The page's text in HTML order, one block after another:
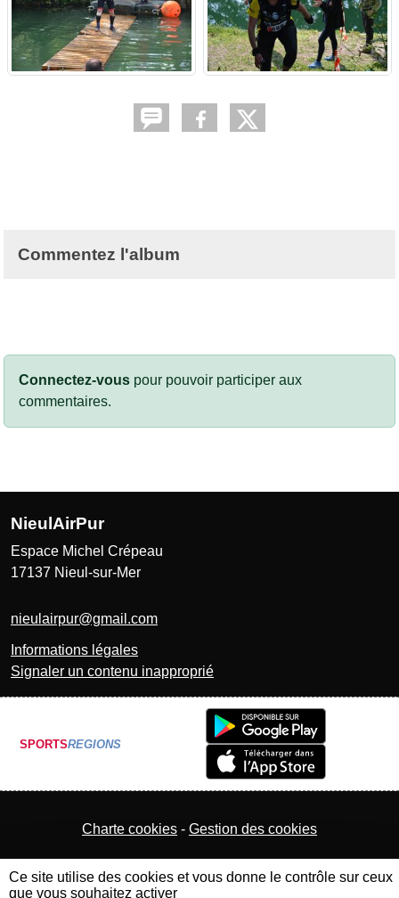
Commentez l'album
Connectez-vous pour pouvoir participer aux
commentaires.
NieulAirPur
Espace Michel Crépeau
17137 Nieul-sur-Mer
nieulairpur@gmail.com
Informations légales
Signaler un contenu inapproprié
SPORTSREGIONS
Charte cookies Gestion des cookies
Ce site utilise des cookies et vous donne le contrôle sur ceux
que vous souhaitez activer